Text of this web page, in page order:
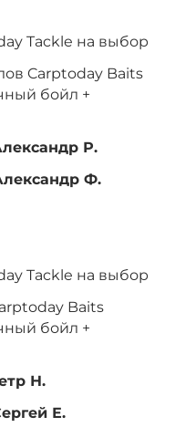
Tackle на выбор
Carptoday Baits
бойл +
Р.
Ф.
Tackle на выбор
Baits
бойл +
Н.
Е.